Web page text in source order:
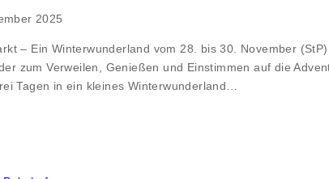
2025
– Ein Winterwunderland vom 28. bis 30. November
zum Verweilen, Genießen und Einstimmen auf die
Tagen in ein kleines Winterwunderland…